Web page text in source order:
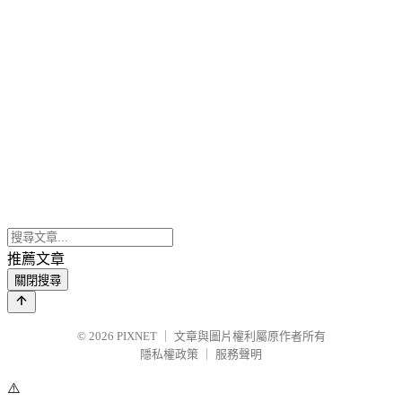
推薦文章
關閉搜尋
© 2026 PIXNET
文章與圖片權利屬原作者所有
隱私權政策
服務聲明
⚠️